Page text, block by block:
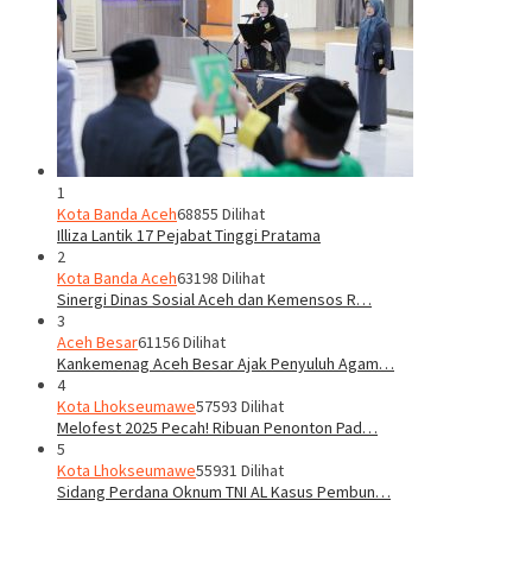
1
Kota Banda Aceh68855 Dilihat
Illiza Lantik 17 Pejabat Tinggi Pratama
2
Kota Banda Aceh63198 Dilihat
Sinergi Dinas Sosial Aceh dan Kemensos R…
3
Aceh Besar61156 Dilihat
Kankemenag Aceh Besar Ajak Penyuluh Agam…
4
Kota Lhokseumawe57593 Dilihat
Melofest 2025 Pecah! Ribuan Penonton Pad…
5
Kota Lhokseumawe55931 Dilihat
Sidang Perdana Oknum TNI AL Kasus Pembun…